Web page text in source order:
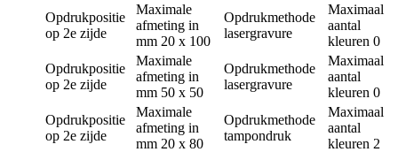
Opdrukpositie
op 2e zijde
Maximale
afmeting in
mm 20 x 100
Opdrukmethode
lasergravure
Maximaal
aantal
kleuren 0
Opdrukpositie
op 2e zijde
Maximale
afmeting in
mm 50 x 50
Opdrukmethode
lasergravure
Maximaal
aantal
kleuren 0
Opdrukpositie
op 2e zijde
Maximale
afmeting in
mm 20 x 80
Opdrukmethode
tampondruk
Maximaal
aantal
kleuren 2